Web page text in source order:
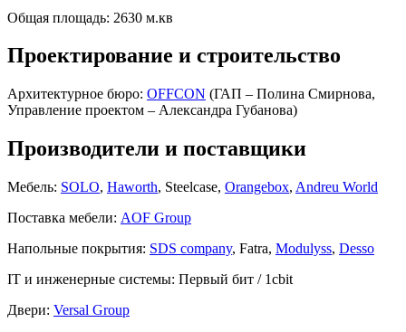
Общая площадь: 2630 м.кв
Проектирование и строительство
Архитектурное бюро: OFFCON (ГАП – Полина Смирнова,
Управление проектом – Александра Губанова)
Производители и поставщики
Мебель: SOLO, Haworth, Steelcase, Orangebox, Andreu World
Поставка мебели: AOF Group
Напольные покрытия: SDS company, Fatra, Modulyss, Desso
IT и инженерные системы: Первый бит / 1cbit
Двери: Versal Group